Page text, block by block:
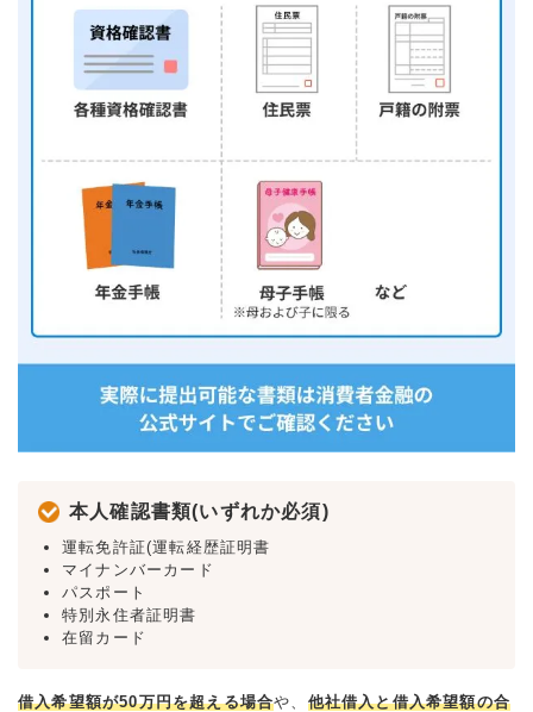
本人確認書類(いずれか必須)
運転免許証(運転経歴証明書
マイナンバーカード
パスポート
特別永住者証明書
在留カード
借入希望額が50万円を超える場合や、 他社借入と借入希望額の合